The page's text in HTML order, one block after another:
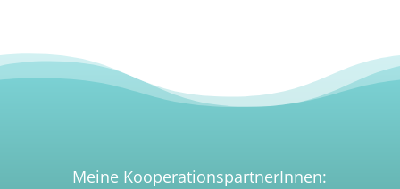
Meine KooperationspartnerInnen: